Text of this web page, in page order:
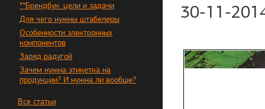
**Брендбук: цели и задачи
Для чего нужны штабелеры
Особенности электронных
компонентов
Заряд радугой
Зачем нужна этикетка на
продукции? И нужна ли вообще?
Все статьи
30-11-